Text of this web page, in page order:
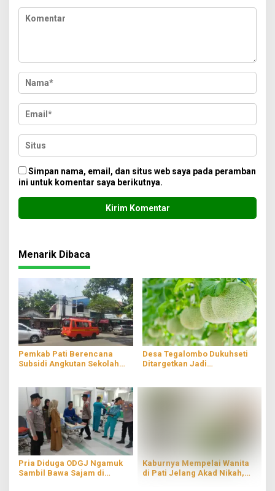
Simpan nama, email, dan situs web saya pada peramban
ini untuk komentar saya berikutnya.
Menarik Dibaca
Pemkab Pati Berencana
Subsidi Angkutan Sekolah
Desa Tegalombo Dukuhseti
Ditargetkan Jadi
Pria Diduga ODGJ Ngamuk
Sambil Bawa Sajam di
Kaburnya Mempelai Wanita
di Pati Jelang Akad Nikah,